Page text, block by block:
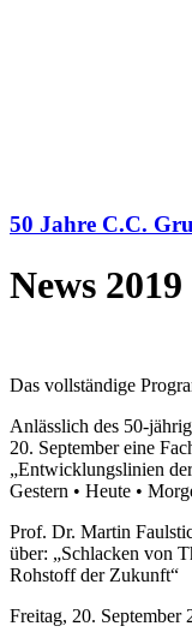
50 Jahre C.C.
News 2019
Das vollständige
Anlässlich des 50-
20. September eine
„Entwicklungslinien
Gestern • Heute •
Prof. Dr. Martin
über: „Schlacken von
Rohstoff der Zukunft“
Freitag, 20.